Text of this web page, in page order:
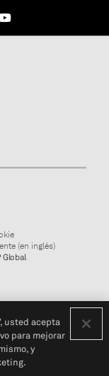
(en inglés)
Global
usted acepta
para mejorar
y